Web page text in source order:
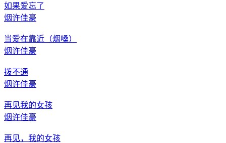
如果爱忘了
烟许佳豪
当爱在靠近（烟嗓）
烟许佳豪
拨不通
烟许佳豪
再见我的女孩
烟许佳豪
再见，我的女孩